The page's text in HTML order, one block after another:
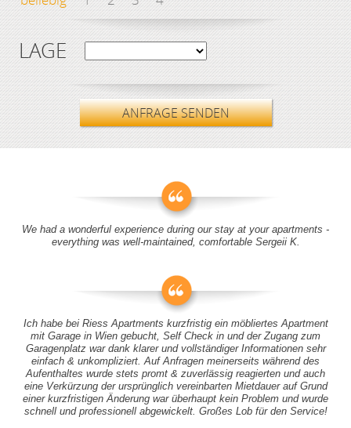
LAGE
ANFRAGE SENDEN
We had a wonderful experience during our stay at your apartments -
everything was well-maintained, comfortable Sergeii K.
Ich habe bei Riess Apartments kurzfristig ein möbliertes Apartment
mit Garage in Wien gebucht, Self Check in und der Zugang zum
Garagenplatz war dank klarer und vollständiger Informationen sehr
einfach & unkompliziert. Auf Anfragen meinerseits während des
Aufenthaltes wurde stets promt & zuverlässig reagierten und auch
eine Verkürzung der ursprünglich vereinbarten Mietdauer auf Grund
einer kurzfristigen Änderung war überhaupt kein Problem und wurde
schnell und professionell abgewickelt. Großes Lob für den Service!